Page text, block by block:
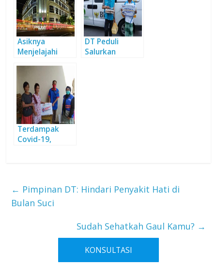
Asiknya
Menjelajahi
Surabaya
DT Peduli
Salurkan
Terdampak
Covid-19,
← Pimpinan DT: Hindari Penyakit Hati di
Bulan Suci
Sudah Sehatkah Gaul Kamu? →
KONSULTASI